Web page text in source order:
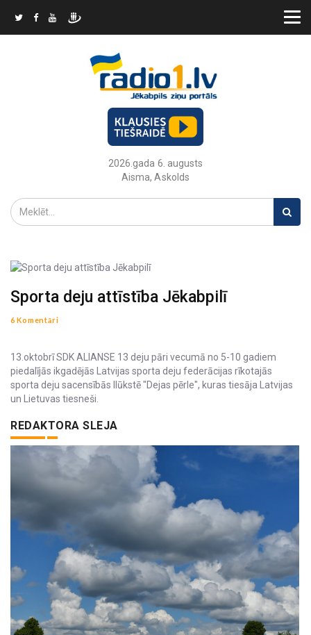
2026.gada 6. augusts
Aisma, Askolds
Sporta deju attīstība Jēkabpilī
6 Komentāri
13.oktobrī SDK ALIANSE 13 deju pāri vecumā no 5-10 gadiem
piedalījās ikgadējās Latvijas sporta deju federācijas rīkotajās
sporta deju sacensībās Ilūkstē "Dejas pērle", kuras tiesāja Latvijas
un Lietuvas tiesneši.
REDAKTORA SLEJA